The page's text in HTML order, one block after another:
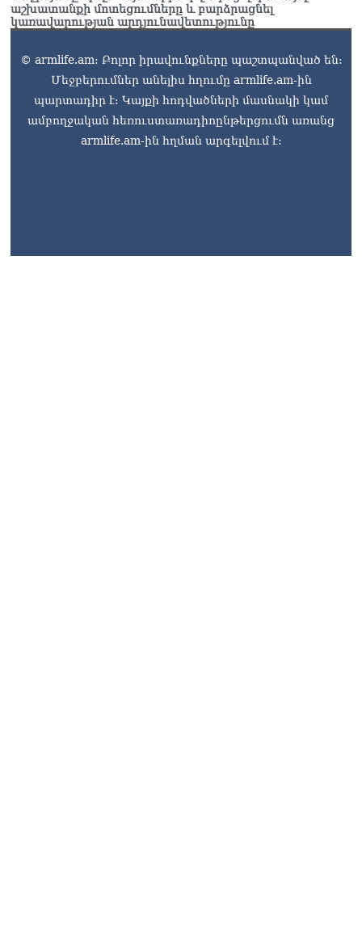
աշխատանքի մոտեցումները և բարձրացնել
կառավարության արդյունավետությունը
© armlife.am: Բոլոր իրավունքները պաշտպանված են:
Մեջբերումներ անելիս հղումը armlife.am-ին
պարտադիր է: Կայքի հոդվածների մասնակի կամ
ամբողջական հեռուստառադիոընթերցումն առանց
armlife.am-ին հղման արգելվում է: